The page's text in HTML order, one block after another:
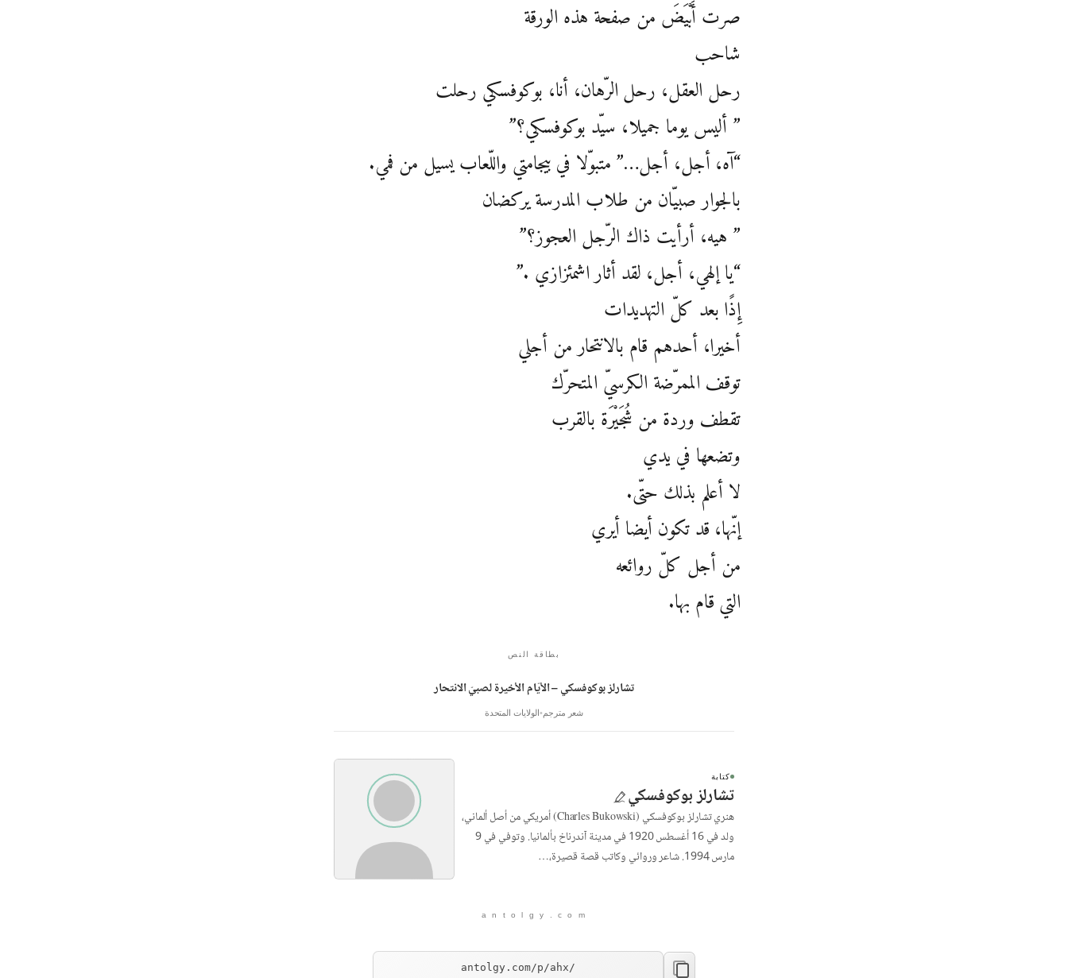
صرت أَبْيَضَ من صفحة هذه الورقة
شاحب
رحل العقل، رحل الرّهان، أنا، بوكوفسكي رحلت
” أليس يوما جميلا، سيّد بوكوفسكي؟”
“آه، أجل، أجل…” متبوّلا في بيجامتي واللّعاب يسيل من فمي.
بالجوار صبيّان من طلاب المدرسة يركضان
” هيه، أرأيت ذاك الرّجل العجوز؟”
“يا إلهي، أجل، لقد أثار اشمئزازي .”
إِذًا بعد كلّ التهديدات
أخيرا، أحدهم قام بالانتحار من أجلي
توقف الممرّضة الكرسيّ المتحرّك
تقطف وردة من شُجَيْرَة بالقرب
وتضعها في يدي
لا أعلم بذلك حتّى.
إنّها، قد تكون أيضا أيري
من أجل كلّ روائعه
التي قام بها.
بطاقة النص
تشارلز بوكوفسكي – الأيّام الأخيرة لصبيّ الانتحار
شعر مترجم الولايات المتحدة
كتابة
تشارلز بوكوفسكي
هنري تشارلز بوكوفسكي (Charles Bukowski) أمريكي من أصل ألماني،
ولد في 16 أغسطس 1920 في مدينة آندرناخ بألمانيا. وتوفي في 9
مارس 1994. شاعر وروائي وكاتب قصة قصيرة،…
a n t o l g y . c o m